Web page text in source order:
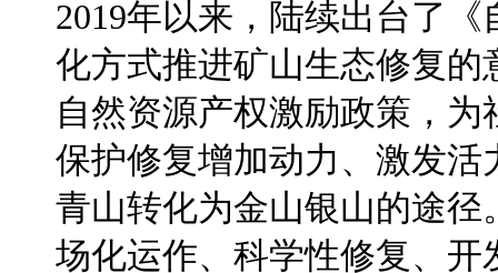
2019年以来，陆续出台了
化方式推进矿山生态修复
自然资源产权激励政策，
保护修复增加动力、激发
青山转化为金山银山的途
场化运作、科学性修复、